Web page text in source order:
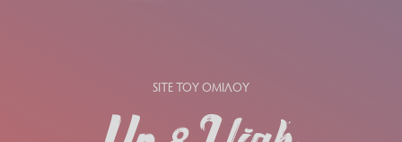
SITE ΤΟΥ ΟΜΙΛΟΥ